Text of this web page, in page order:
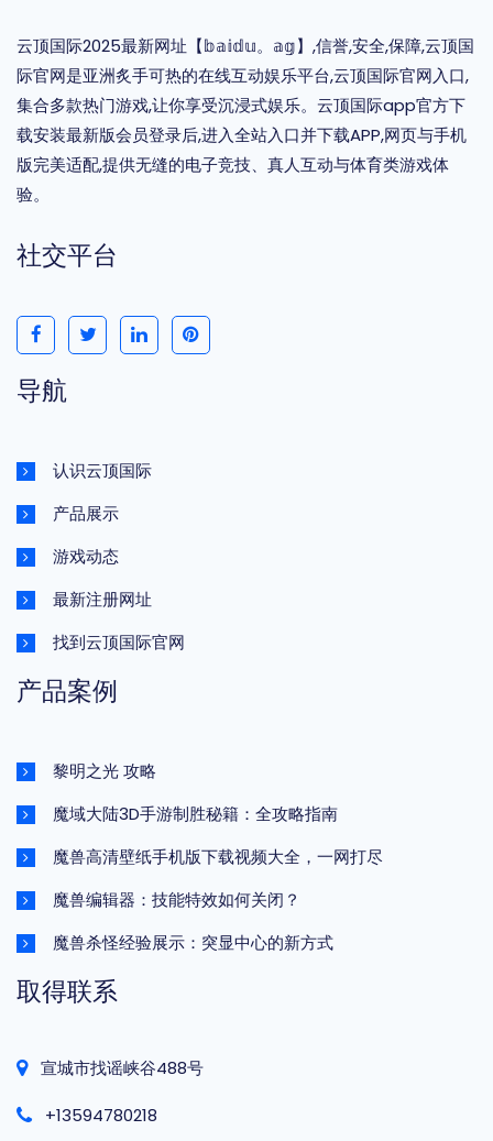
云顶国际2025最新网址【𝕓𝕒𝕚𝕕𝕦。𝕒𝕘】,信誉,安全,保障,云顶国
际官网是亚洲炙手可热的在线互动娱乐平台,云顶国际官网入口,
集合多款热门游戏,让你享受沉浸式娱乐。云顶国际app官方下
载安装最新版会员登录后,进入全站入口并下载APP,网页与手机
版完美适配,提供无缝的电子竞技、真人互动与体育类游戏体
验。
社交平台
导航
认识云顶国际
产品展示
游戏动态
最新注册网址
找到云顶国际官网
产品案例
黎明之光 攻略
魔域大陆3D手游制胜秘籍：全攻略指南
魔兽高清壁纸手机版下载视频大全，一网打尽
魔兽编辑器：技能特效如何关闭？
魔兽杀怪经验展示：突显中心的新方式
取得联系
宣城市找谣峡谷488号
+13594780218